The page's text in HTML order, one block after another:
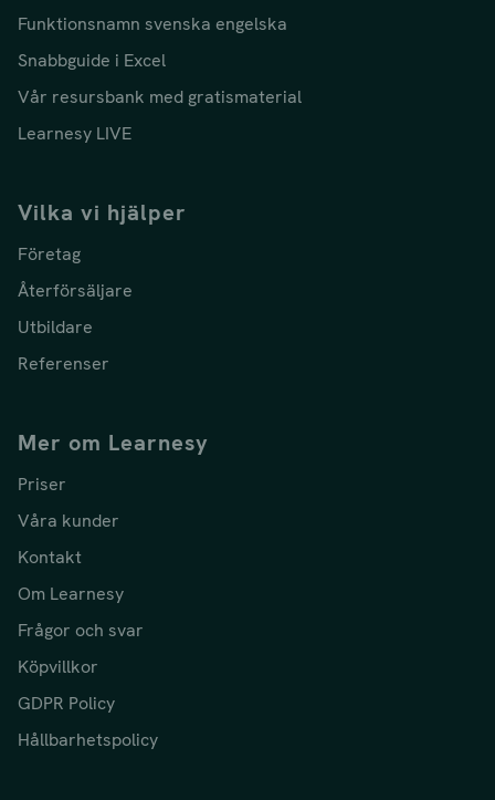
Funktionsnamn svenska engelska
Snabbguide i Excel
Vår resursbank med gratismaterial
Learnesy LIVE
Vilka vi hjälper
Företag
Återförsäljare
Utbildare
Referenser
Mer om Learnesy
Priser
Våra kunder
Kontakt
Om Learnesy
Frågor och svar
Köpvillkor
GDPR Policy
Hållbarhetspolicy